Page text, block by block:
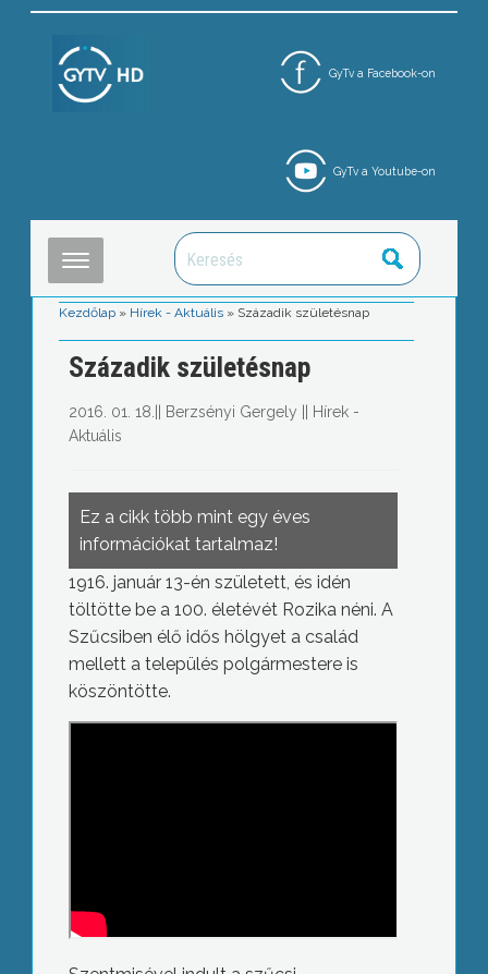
GyTv a Facebook-on
GyTv a Youtube-on
Kezdőlap » Hírek - Aktuális » Századik születésnap
Századik születésnap
2016. 01. 18. Berzsényi Gergely
Hírek -
Aktuális
Ez a cikk több mint egy éves
információkat tartalmaz!
1916. január 13-én született, és idén
töltötte be a 100. életévét Rozika néni. A
Szűcsiben élő idős hölgyet a család
mellett a település polgármestere is
köszöntötte.